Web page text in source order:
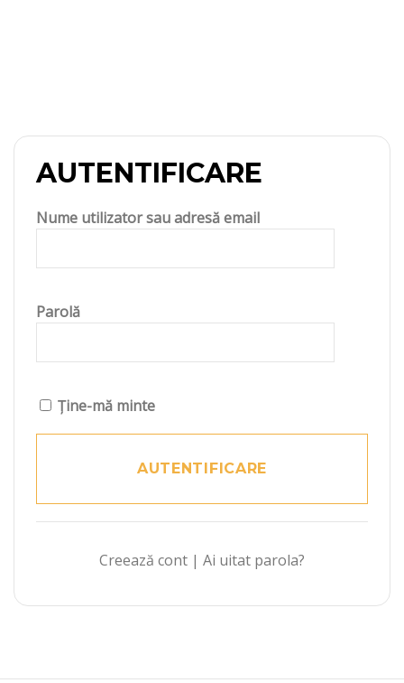
AUTENTIFICARE
Nume utilizator sau adresă email
Parolă
Ține-mă minte
Creează cont | Ai uitat parola?